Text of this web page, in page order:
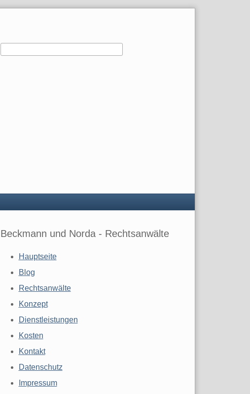
Beckmann und Norda - Rechtsanwälte
Hauptseite
Blog
Rechtsanwälte
Konzept
Dienstleistungen
Kosten
Kontakt
Datenschutz
Impressum